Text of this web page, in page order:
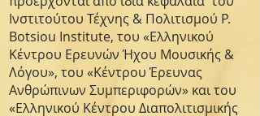
Ινστιτούτου Τέχνης & Πολιτισμού P.
Botsiou Institute, του «Ελληνικού
Κέντρου Ερευνών Ήχου Μουσικής &
Λόγου», του «Κέντρου Έρευνας
Ανθρώπινων Συμπεριφορών» και του
«Ελληνικού Κέντρου Διαπολιτισμικής